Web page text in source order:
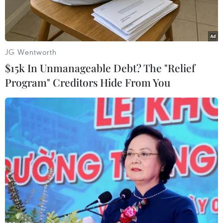
Ngày 25/4/2025, Ngân hàng Thương mại Cổ
phần Quốc Dân (NCB) và Insider đã chính thức
ký kết thỏa thuận hợp tác, triển khai dự án Nền
tảng tương tác khách hàng đa kênh (Data driven
Customer Journey Automation).
JG Wentworth
$15k In Unmanageable Debt? The "Relief
Program" Creditors Hide From You